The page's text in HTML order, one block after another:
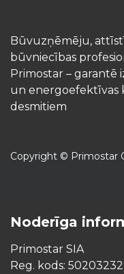
Būvuzņēmēju,
būvniecības
Primostar – garantē
un energoefektīvas
desmitiem
Copyright © Primostar
Noderīga
Primostar SIA
Reg. kods: